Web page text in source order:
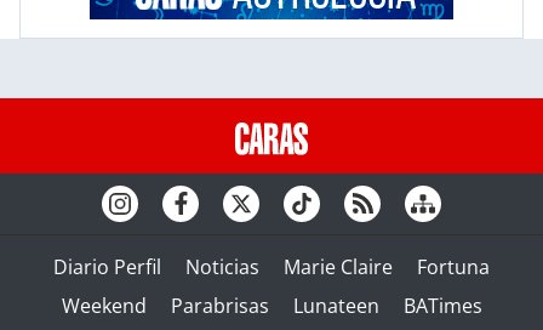
Diario Perfil Noticias Marie Claire
Fortuna
Weekend
Parabrisas Lunateen BATimes